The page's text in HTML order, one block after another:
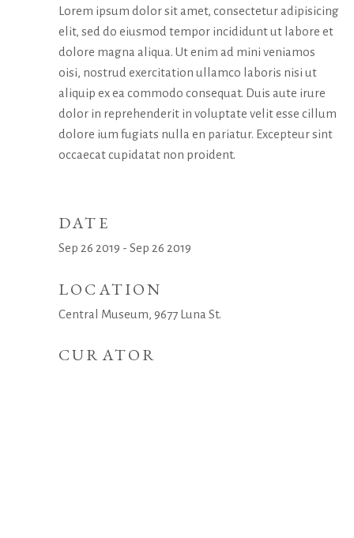
Lorem ipsum dolor sit amet, consectetur adipisicing
elit, sed do eiusmod tempor incididunt ut labore et
dolore magna aliqua. Ut enim ad mini veniamos
oisi, nostrud exercitation ullamco laboris nisi ut
aliquip ex ea commodo consequat. Duis aute irure
dolor in reprehenderit in voluptate velit esse cillum
dolore ium fugiats nulla en pariatur. Excepteur sint
occaecat cupidatat non proident.
DATE
Sep 26 2019 - Sep 26 2019
LOCATION
Central Museum, 9677 Luna St.
CURATOR